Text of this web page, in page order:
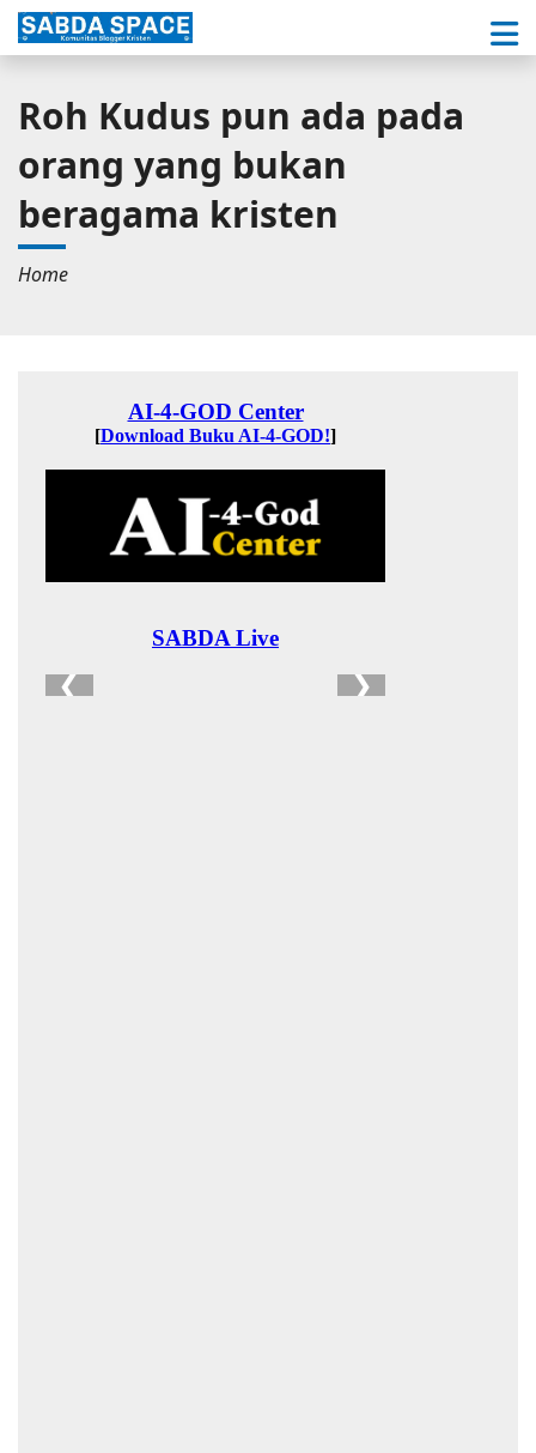
Roh Kudus pun ada pada
orang yang bukan
beragama kristen
Home